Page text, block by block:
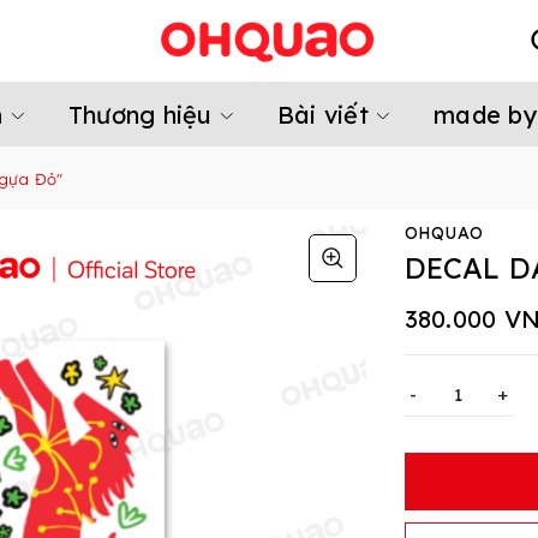
Thương hiệu Bài viết made
Đỏ"
OHQUAO
DECAL
380.000
- +